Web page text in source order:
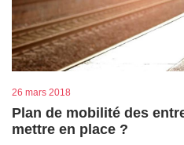
26 mars 2018
Plan de mobilité des
mettre en place ?